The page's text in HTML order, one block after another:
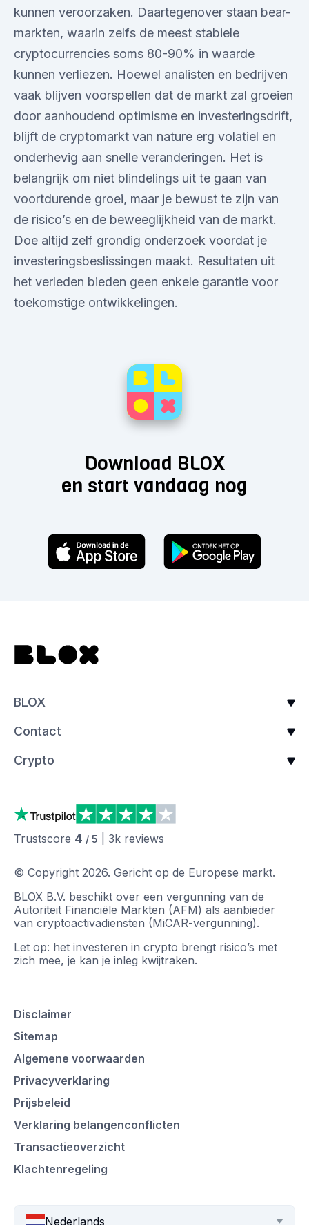
kunnen veroorzaken. Daartegenover staan bear-
markten, waarin zelfs de meest stabiele
cryptocurrencies soms 80-90% in waarde
kunnen verliezen. Hoewel analisten en bedrijven
vaak blijven voorspellen dat de markt zal groeien
door aanhoudend optimisme en investeringsdrift,
blijft de cryptomarkt van nature erg volatiel en
onderhevig aan snelle veranderingen. Het is
belangrijk om niet blindelings uit te gaan van
voortdurende groei, maar je bewust te zijn van
de risico’s en de beweeglijkheid van de markt.
Doe altijd zelf grondig onderzoek voordat je
investeringsbeslissingen maakt. Resultaten uit
het verleden bieden geen enkele garantie voor
toekomstige ontwikkelingen.
Download BLOX
en start vandaag nog
BLOX
Contact
Crypto
Trustscore 4 / 5 3k reviews
© Copyright 2026. Gericht op de Europese markt.
BLOX B.V. beschikt over een vergunning van de
Autoriteit Financiële Markten (AFM) als aanbieder
van cryptoactivadiensten (MiCAR-vergunning).
Let op: het investeren in crypto brengt risico’s met
zich mee, je kan je inleg kwijtraken.
Disclaimer
Sitemap
Algemene voorwaarden
Privacyverklaring
Prijsbeleid
Verklaring belangenconflicten
Transactieoverzicht
Klachtenregeling
Nederlands